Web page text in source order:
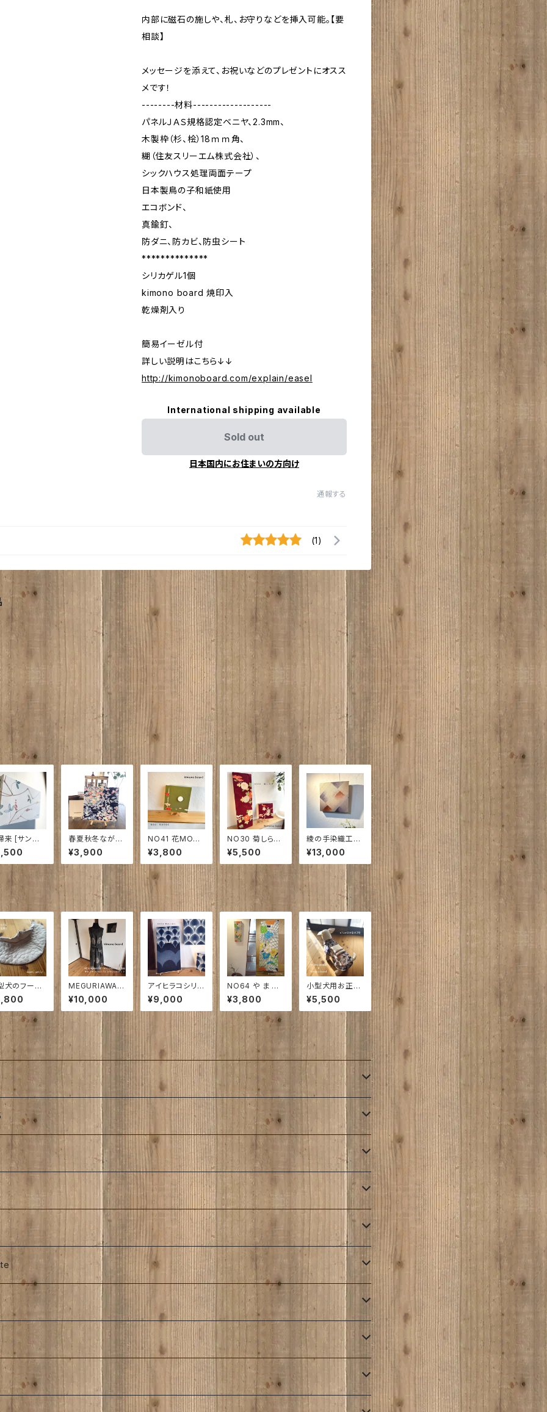
内部に磁石の施しや、札、お守りなどを挿入可能。【要
相談】
メッセージを添えて、お祝いなどのプレゼントにオスス
メです！
--------材料-------------------
パネルＪＡＳ規格認定ベニヤ、2.3mm、
木製枠（杉、桧）18ｍｍ角、
糊（住友スリーエム株式会社）、
シックハウス処理両面テープ
日本製鳥の子和紙使用
エコボンド、
真鍮釘、
防ダニ、防カビ、防虫シート
**************
シリカゲル1個
kimono board 焼印入
乾燥剤入り
簡易イーゼル付
詳しい説明はこちら↓↓
http://kimonoboard.com/explain/easel
International shipping available
Sold out
日本国内にお住まいの方向け
通報する
(1)
来 [サンキラ
の実 ｜ 想
・・ Size約
×21㎝×3.
春夏秋冬ながれ
のままに｜和の
装いファブリック
パネル
¥3,900
NO41 花MODE
｜150㎜角ア)26
㎜ 古布
¥3,800
NO30 菊しらべ
｜420㎜×130
㎜×18㎜ 古布
¥5,500
綾の手染織工房
シリーズ｜ひより
の彩り｜和風イ
ンテリア・着物生
地のキモノボー
¥13,000
犬のフーケ
smile
犬3号
んこの着
合わせてね
MEGURIAWAS
E｜めぐりあわせ
～ 大切な人か
ら受け継いだ想
いを、未来へ・・・
着物仕立てのエ
プロンワンピ
¥10,000
アイヒラコシリー
ズ｜蒼のいの
り 420㎜×210
㎜×26㎜
¥9,000
NO64 や ま と
な で し こ し ち
へ ん げ | 大正
着物の希少なち
めんの古布です
¥3,800
小型犬用お正月
着物お太鼓帯付
｜粋 inase 花
¥5,500
子セット